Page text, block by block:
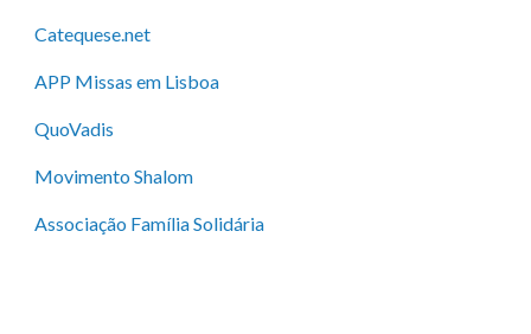
Catequese.net
APP Missas em Lisboa
QuoVadis
Movimento Shalom
Associação Família Solidária